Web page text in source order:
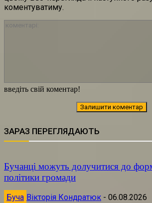
введіть свій коментар!
коментуватиму.
ЗАРАЗ ПЕРЕГЛЯДАЮТЬ
Бучанці можуть долучитися до
політики громади
Буча Вікторія Кондратюк - 06.08.2026